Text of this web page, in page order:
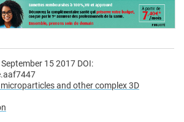
15 2017 DOI:
and other complex 3D